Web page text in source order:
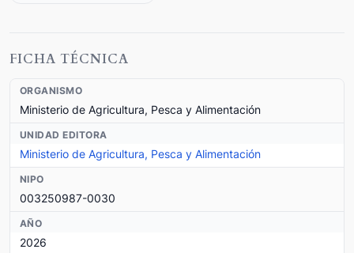
FICHA TÉCNICA
ORGANISMO
Ministerio de Agricultura, Pesca y Alimentación
UNIDAD EDITORA
Ministerio de Agricultura, Pesca y Alimentación
NIPO
003250987-0030
AÑO
2026